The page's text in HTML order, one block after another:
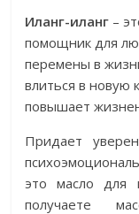
Иланг-иланг –
помощник для
перемены в
влиться в новую
повышает
Придает
это масло для
получаете